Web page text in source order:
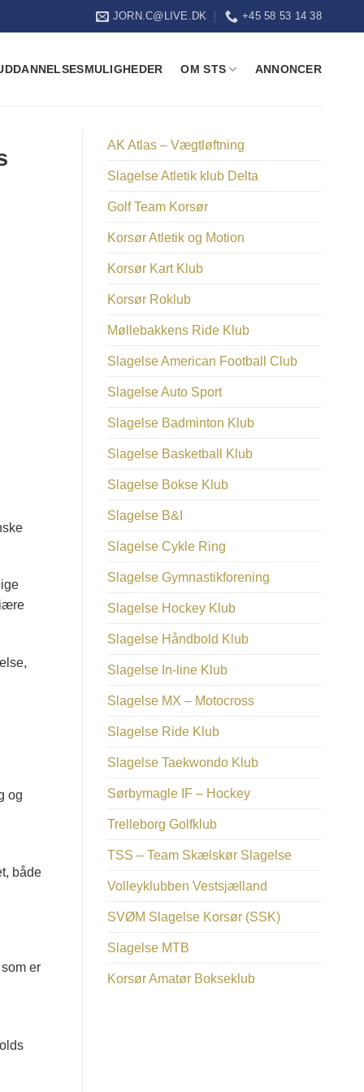
JORN.C@LIVE.DK +45 58 53 14 38
OM STS ANNONCER
og
både
er
AK Atlas – Vægtløftning
Slagelse Atletik klub Delta
Golf Team Korsør
Korsør Atletik og Motion
Korsør Kart Klub
Korsør Roklub
Møllebakkens Ride Klub
Slagelse American Football Club
Slagelse Auto Sport
Slagelse Badminton Klub
Slagelse Basketball Klub
Slagelse Bokse Klub
Slagelse B&I
Slagelse Cykle Ring
Slagelse Gymnastikforening
Slagelse Hockey Klub
Slagelse Håndbold Klub
Slagelse In-line Klub
Slagelse MX – Motocross
Slagelse Ride Klub
Slagelse Taekwondo Klub
Sørbymagle IF – Hockey
Trelleborg Golfklub
TSS – Team Skælskør Slagelse
Volleyklubben Vestsjælland
SVØM Slagelse Korsør (SSK)
Slagelse MTB
Korsør Amatør Bokseklub